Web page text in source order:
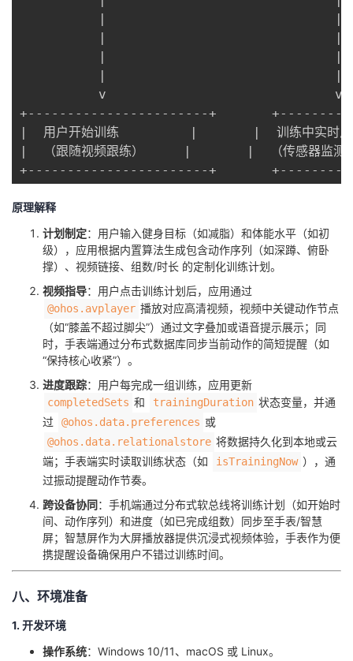
|                             |
|                             |
|                             |
|                             |
v                             v
+-----------------------+
|  用户开始训练         |       |  训练中实
|  （跟随视频跟练）     |       |  （传感器
+-----------------------+
原理解释
​计划制定​​：用户输入健身目标（如减脂）和体能水平（如初
级），应用根据内置算法生成包含动作序列（如深蹲、俯卧
撑）、视频链接、组数/时长 的定制化训练计划。
​视频指导​​：用户点击训练计划后，应用通过
@ohos.avplayer 播放对应高清视频，视频中关键动作节点
（如“膝盖不超过脚尖”）通过文字叠加或语音提示展示；同
时，手表端通过分布式数据库同步当前动作的简短提醒（如
“保持核心收紧”）。
​进度跟踪​​：用户每完成一组训练，应用更新
completedSets 和 trainingDuration 状态变量，并通
过
@ohos.data.preferences 或
@ohos.data.relationalstore 将数据持久化到本地或云
端；手表端实时读取训练状态（如
isTrainingNow ），通
过振动提醒动作节奏。
​跨设备协同​​：手机端通过分布式软总线将训练计划（如开始时
间、动作序列）和进度（如已完成组数）同步至手表/智慧
屏；智慧屏作为大屏播放器提供沉浸式视频体验，手表作为便
携提醒设备确保用户不错过训练时间。
八、环境准备
1. 开发环境
​操作系统​​：Windows 10/11、macOS 或 Linux。